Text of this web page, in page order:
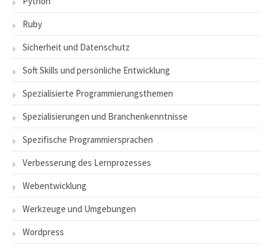
Ruby
Sicherheit und Datenschutz
Soft Skills und persönliche Entwicklung
Spezialisierte Programmierungsthemen
Spezialisierungen und Branchenkenntnisse
Spezifische Programmiersprachen
Verbesserung des Lernprozesses
Webentwicklung
Werkzeuge und Umgebungen
Wordpress